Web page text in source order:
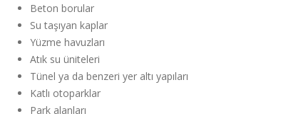
Beton borular
Su taşıyan kaplar
Yüzme havuzları
Atık su üniteleri
Tünel ya da benzeri yer altı yapıları
Katlı otoparklar
Park alanları